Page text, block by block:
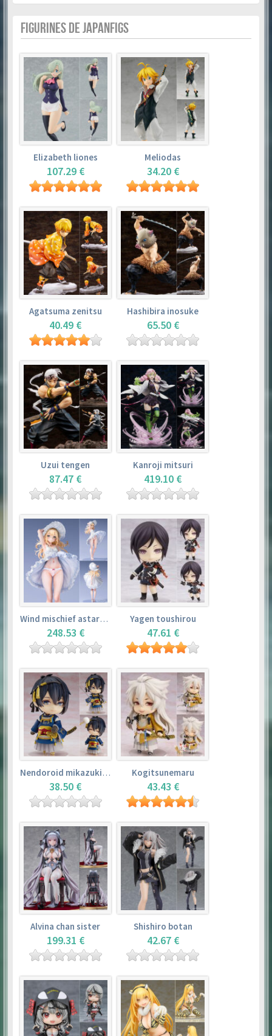
FIGURINES DE JAPANFIGS
Elizabeth liones
107.29 €
Meliodas
34.20 €
Agatsuma zenitsu
40.49 €
Hashibira inosuke
65.50 €
Uzui tengen
87.47 €
Kanroji mitsuri
419.10 €
Wind mischief astarotte
248.53 €
Yagen toushirou
47.61 €
Nendoroid mikazuki munechika
38.50 €
Kogitsunemaru
43.43 €
Alvina chan sister
199.31 €
Shishiro botan
42.67 €